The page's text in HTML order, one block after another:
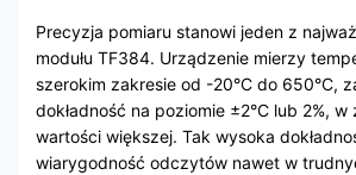
Precyzja pomiaru stanowi jeden z
modułu TF384. Urządzenie mierzy
szerokim zakresie od -20°C do 650°C,
dokładność na poziomie ±2°C lub 2%, w
wartości większej. Tak wysoka
wiarygodność odczytów nawet w